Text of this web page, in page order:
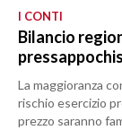
I CONTI
Bilancio
La maggioranza
rischio esercizio
prezzo saranno